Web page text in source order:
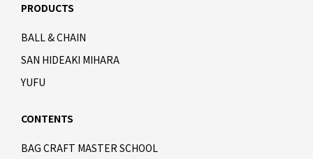
PRODUCTS
BALL & CHAIN
SAN HIDEAKI MIHARA
YUFU
CONTENTS
BAG CRAFT MASTER SCHOOL